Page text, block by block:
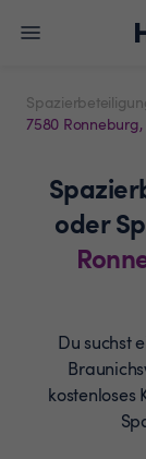
7580
oder
Du suchst
kostenloses